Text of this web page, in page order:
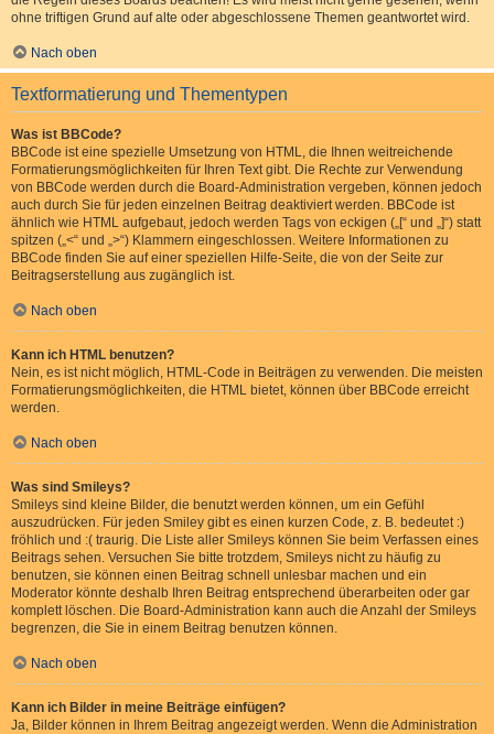
ohne triftigen Grund auf alte oder abgeschlossene Themen geantwortet wird.
Nach oben
Textformatierung und Thementypen
Was ist BBCode?
BBCode ist eine spezielle Umsetzung von HTML, die Ihnen weitreichende
Formatierungsmöglichkeiten für Ihren Text gibt. Die Rechte zur Verwendung
von BBCode werden durch die Board-Administration vergeben, können jedoch
auch durch Sie für jeden einzelnen Beitrag deaktiviert werden. BBCode ist
ähnlich wie HTML aufgebaut, jedoch werden Tags von eckigen („[“ und „]“) statt
spitzen („<“ und „>“) Klammern eingeschlossen. Weitere Informationen zu
BBCode finden Sie auf einer speziellen Hilfe-Seite, die von der Seite zur
Beitragserstellung aus zugänglich ist.
Nach oben
Kann ich HTML benutzen?
Nein, es ist nicht möglich, HTML-Code in Beiträgen zu verwenden. Die meisten
Formatierungsmöglichkeiten, die HTML bietet, können über BBCode erreicht
werden.
Nach oben
Was sind Smileys?
Smileys sind kleine Bilder, die benutzt werden können, um ein Gefühl
auszudrücken. Für jeden Smiley gibt es einen kurzen Code, z. B. bedeutet :)
fröhlich und :( traurig. Die Liste aller Smileys können Sie beim Verfassen eines
Beitrags sehen. Versuchen Sie bitte trotzdem, Smileys nicht zu häufig zu
benutzen, sie können einen Beitrag schnell unlesbar machen und ein
Moderator könnte deshalb Ihren Beitrag entsprechend überarbeiten oder gar
komplett löschen. Die Board-Administration kann auch die Anzahl der Smileys
begrenzen, die Sie in einem Beitrag benutzen können.
Nach oben
Kann ich Bilder in meine Beiträge einfügen?
Ja, Bilder können in Ihrem Beitrag angezeigt werden. Wenn die Administration